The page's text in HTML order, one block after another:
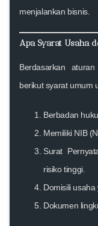
menjalankan bisnis.
Apa Syarat Usaha
Berdasarkan
berikut syarat umum
Berbadan
Memiliki NIB
Surat
risiko tinggi.
Domisili usaha
Dokumen